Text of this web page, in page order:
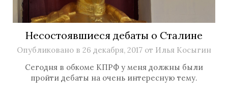
Несостоявшиеся дебаты о Сталине
Опубликовано в 26 декабря, 2017 от Илья Косыгин
Сегодня в обкоме КПРФ у меня должны были
пройти дебаты на очень интересную тему.